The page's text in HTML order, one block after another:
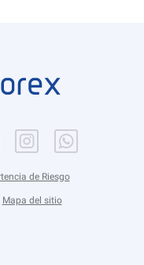
de Riesgo
Mapa del sitio